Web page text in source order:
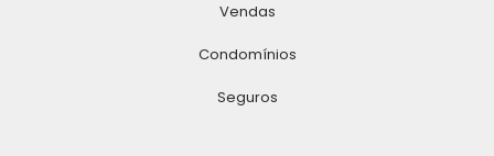
Vendas
Condomínios
Seguros